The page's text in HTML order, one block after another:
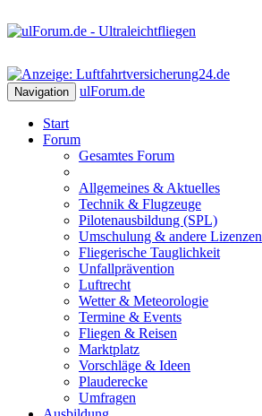
Navigation ulForum.de
Start
Forum
Gesamtes Forum
Allgemeines & Aktuelles
Technik & Flugzeuge
Pilotenausbildung (SPL)
Umschulung & andere Lizenzen
Fliegerische Tauglichkeit
Unfallprävention
Luftrecht
Wetter & Meteorologie
Termine & Events
Fliegen & Reisen
Marktplatz
Vorschläge & Ideen
Plauderecke
Umfragen